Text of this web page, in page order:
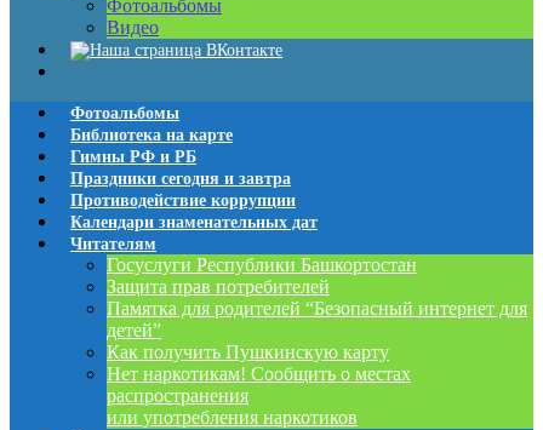
Фотоальбомы
Видео
Фотоальбомы
Библиотека на карте
Гимны РФ и РБ
Праздники сегодня и завтра
Противодействие коррупции
Календари знаменательных дат
Читателям
Госуслуги Республики Башкортостан
Защита прав потребителей
Памятка для родителей “Безопасный интернет для
детей”
Как получить Пушкинскую карту
Нет наркотикам! Сообщить о местах
распространения
или употребления наркотиков